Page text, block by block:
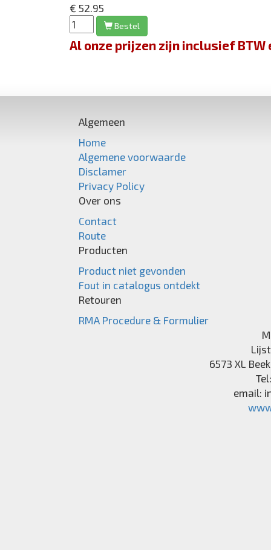
€ 52.95
Bestel
Al onze prijzen zijn inclusief
Algemeen
Home
Algemene voorwaarde
Disclamer
Privacy Policy
Over ons
Contact
Route
Producten
Product niet gevonden
Fout in catalogus ontdekt
Retouren
RMA Procedure & Formulier
6573 XL
email: